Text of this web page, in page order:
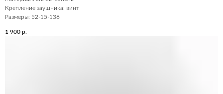
Крепление заушника: винт
Размеры: 52-15-138
1 900 р.